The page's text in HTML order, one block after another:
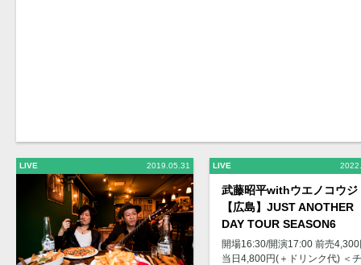
LIVE 2019.05.31 LIVE
武藤昭平withウエノコウジ
【広島】JUST ANOTHER
DAY TOUR SEASON6
開場16:30/開演17:00 前売4,300
当日4,800円(＋ドリンク代) ＜